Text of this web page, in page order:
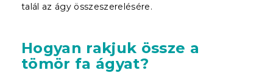
talál az ágy összeszerelésére.
Hogyan rakjuk össze a
tömör fa ágyat?